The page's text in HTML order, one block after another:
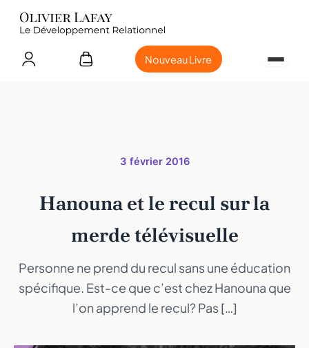
Nouveau Livre
3 février 2016
Hanouna et le recul sur la
merde télévisuelle
Personne ne prend du recul sans une éducation
spécifique. Est-ce que c’est chez Hanouna que
l’on apprend le recul? Pas […]